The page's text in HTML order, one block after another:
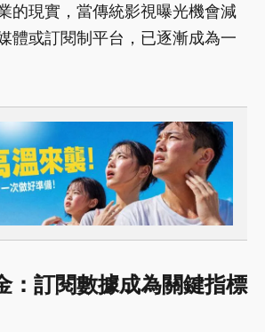
的現實，當傳統影視曝光機會減
體或訂閱制平台，已逐漸成為一
：訂閱數據成為關鍵指標